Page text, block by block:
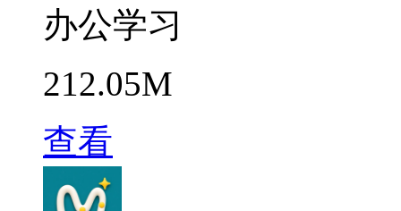
办公学习
212.05M
查看